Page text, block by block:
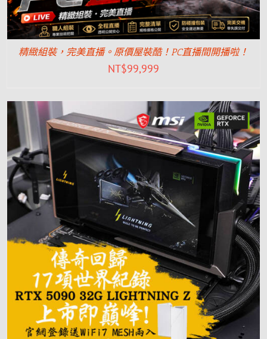
精緻組裝，完美直播。原價屋裝酷！PC直播間開播啦！
NT$99,999